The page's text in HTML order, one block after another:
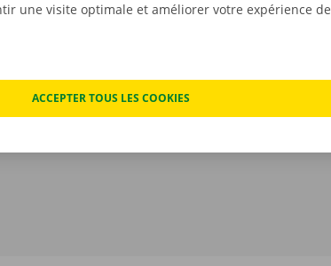
une visite optimale et améliorer votre expérience de
ACCEPTER TOUS LES COOKIES